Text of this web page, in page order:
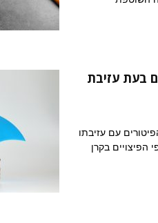
בעת עזיבת
עם עזיבתו
בקרן